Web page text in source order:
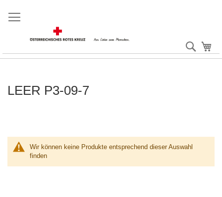
zum
Suche
LEER P3-09-7
Wir können keine Produkte entsprechend dieser Auswahl
finden